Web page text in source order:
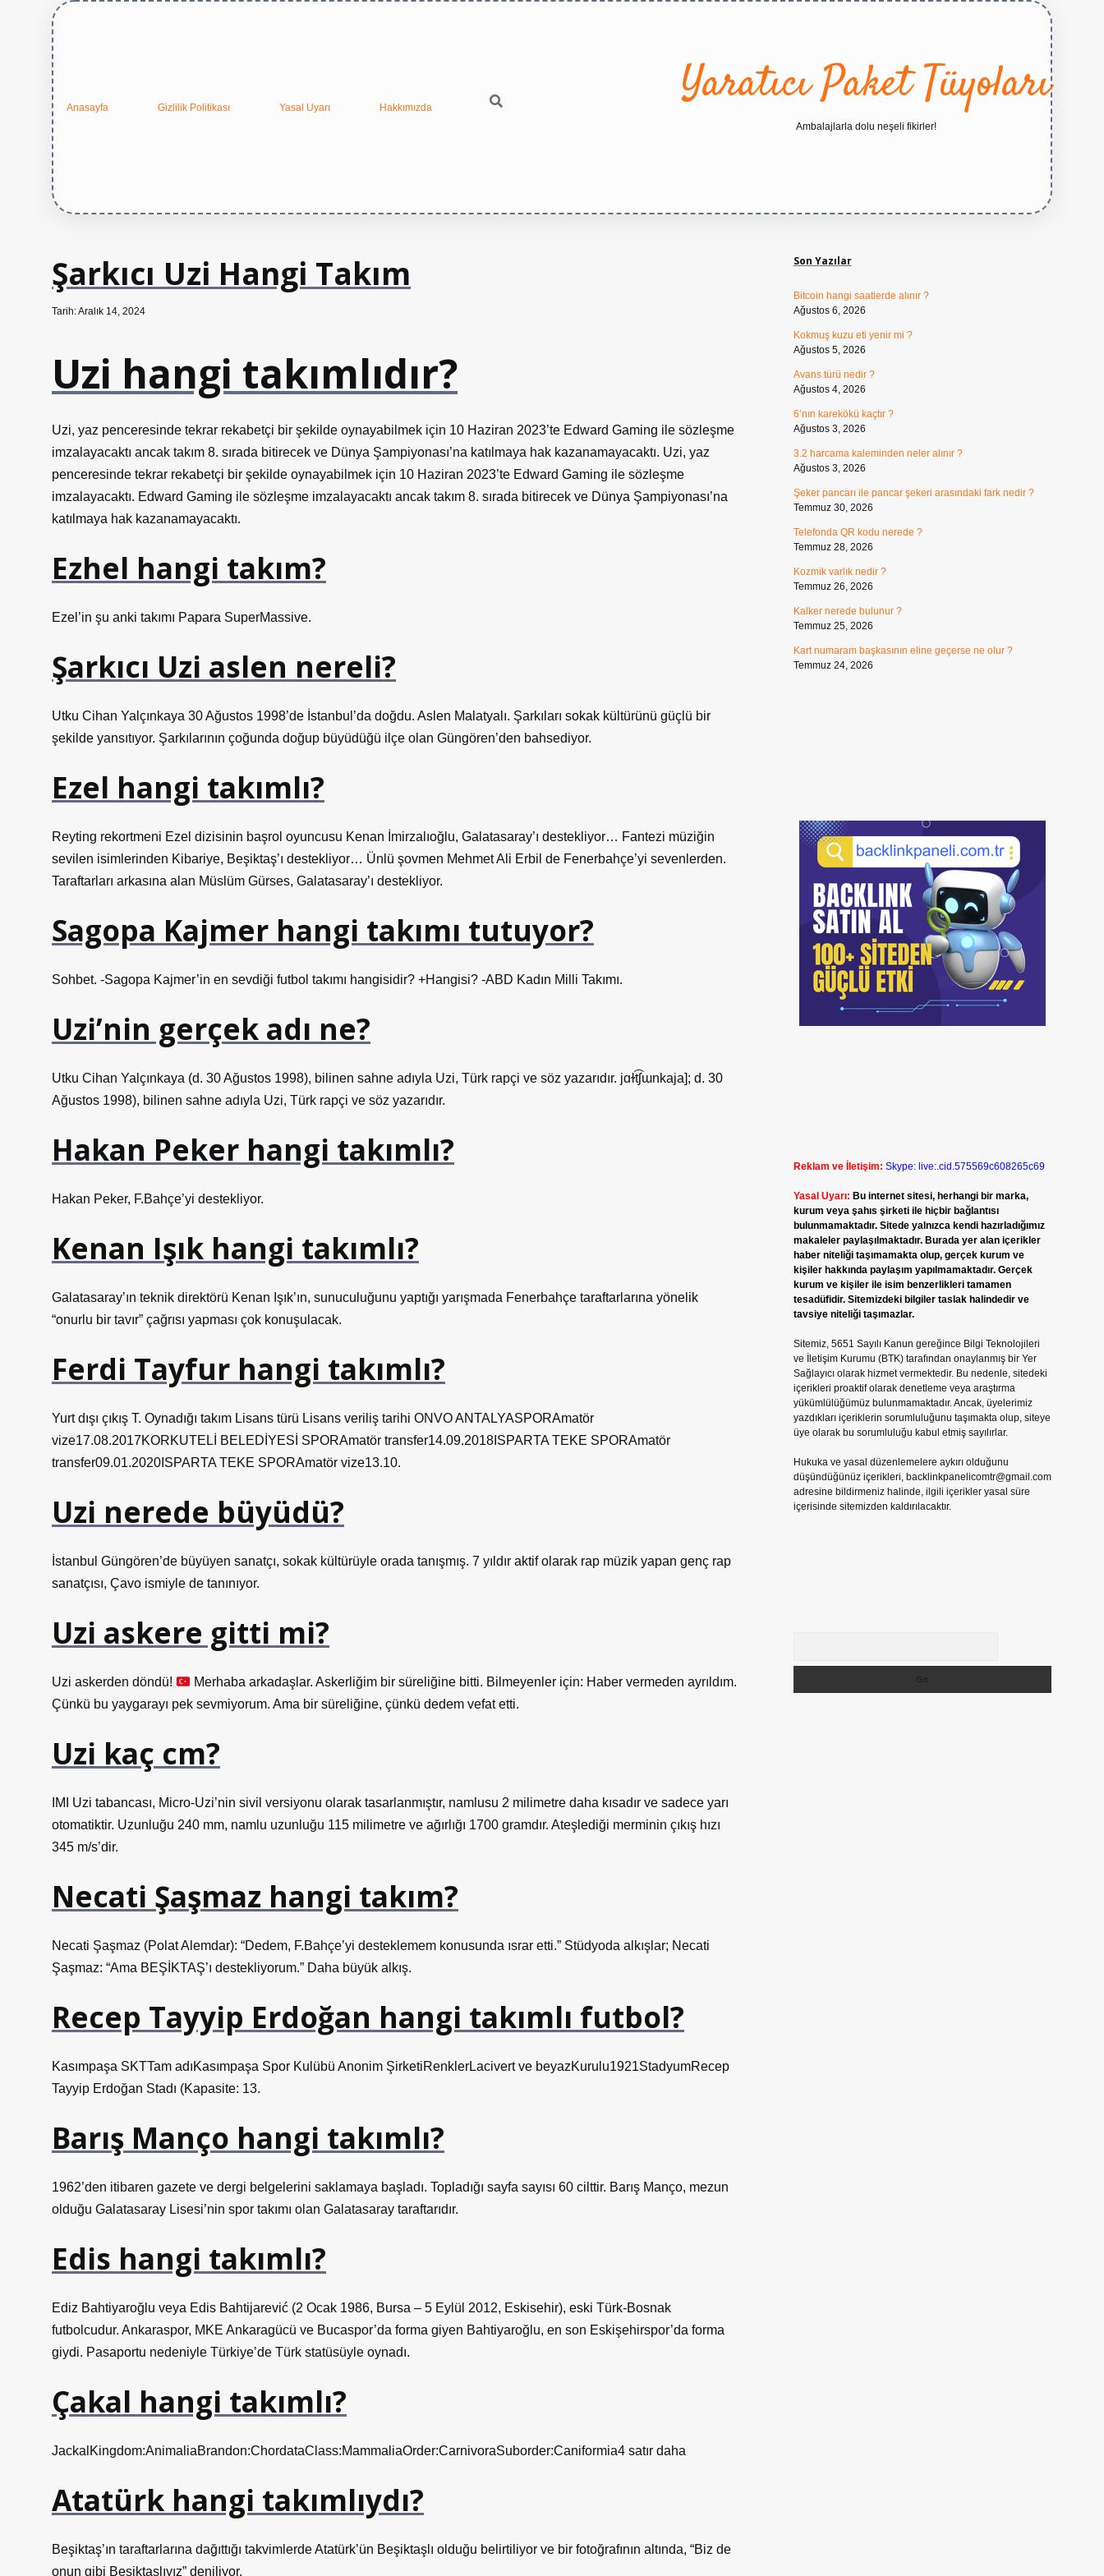
Anasayfa Gizlilik Politikası Yasal Uyarı Hakkımızda Yaratıcı Paket Tüyoları
Ambalajlarla dolu neşeli fikirler!
Şarkıcı Uzi Hangi Takım
Tarih: Aralık 14, 2024
Uzi hangi takımlıdır?
Uzi, yaz penceresinde tekrar rekabetçi bir şekilde oynayabilmek için 10 Haziran 2023’te Edward Gaming ile sözleşme
imzalayacaktı ancak takım 8. sırada bitirecek ve Dünya Şampiyonası’na katılmaya hak kazanamayacaktı. Uzi, yaz
penceresinde tekrar rekabetçi bir şekilde oynayabilmek için 10 Haziran 2023’te Edward Gaming ile sözleşme
imzalayacaktı. Edward Gaming ile sözleşme imzalayacaktı ancak takım 8. sırada bitirecek ve Dünya Şampiyonası’na
katılmaya hak kazanamayacaktı.
Ezhel hangi takım?
Ezel’in şu anki takımı Papara SuperMassive.
Şarkıcı Uzi aslen nereli?
Utku Cihan Yalçınkaya 30 Ağustos 1998’de İstanbul’da doğdu. Aslen Malatyalı. Şarkıları sokak kültürünü güçlü bir
şekilde yansıtıyor. Şarkılarının çoğunda doğup büyüdüğü ilçe olan Güngören’den bahsediyor.
Ezel hangi takımlı?
Reyting rekortmeni Ezel dizisinin başrol oyuncusu Kenan İmirzalıoğlu, Galatasaray’ı destekliyor… Fantezi müziğin
sevilen isimlerinden Kibariye, Beşiktaş’ı destekliyor… Ünlü şovmen Mehmet Ali Erbil de Fenerbahçe’yi sevenlerden.
Taraftarları arkasına alan Müslüm Gürses, Galatasaray’ı destekliyor.
Sagopa Kajmer hangi takımı tutuyor?
Sohbet. -Sagopa Kajmer’in en sevdiği futbol takımı hangisidir? +Hangisi? -ABD Kadın Milli Takımı.
Uzi’nin gerçek adı ne?
Utku Cihan Yalçınkaya (d. 30 Ağustos 1998), bilinen sahne adıyla Uzi, Türk rapçi ve söz yazarıdır. jɑɫt͡ʃɯnkaja]; d. 30
Ağustos 1998), bilinen sahne adıyla Uzi, Türk rapçi ve söz yazarıdır.
Hakan Peker hangi takımlı?
Hakan Peker, F.Bahçe’yi destekliyor.
Kenan Işık hangi takımlı?
Galatasaray’ın teknik direktörü Kenan Işık’ın, sunuculuğunu yaptığı yarışmada Fenerbahçe taraftarlarına yönelik
“onurlu bir tavır” çağrısı yapması çok konuşulacak.
Ferdi Tayfur hangi takımlı?
Yurt dışı çıkış T. Oynadığı takım Lisans türü Lisans veriliş tarihi ONVO ANTALYASPORAmatör
vize17.08.2017KORKUTELİ BELEDİYESİ SPORAmatör transfer14.09.2018ISPARTA TEKE SPORAmatör
transfer09.01.2020ISPARTA TEKE SPORAmatör vize13.10.
Uzi nerede büyüdü?
İstanbul Güngören’de büyüyen sanatçı, sokak kültürüyle orada tanışmış. 7 yıldır aktif olarak rap müzik yapan genç rap
sanatçısı, Çavo ismiyle de tanınıyor.
Uzi askere gitti mi?
Uzi askerden döndü!
Merhaba arkadaşlar. Askerliğim bir süreliğine bitti. Bilmeyenler için: Haber vermeden ayrıldım.
Çünkü bu yaygarayı pek sevmiyorum. Ama bir süreliğine, çünkü dedem vefat etti.
Uzi kaç cm?
IMI Uzi tabancası, Micro-Uzi’nin sivil versiyonu olarak tasarlanmıştır, namlusu 2 milimetre daha kısadır ve sadece yarı
otomatiktir. Uzunluğu 240 mm, namlu uzunluğu 115 milimetre ve ağırlığı 1700 gramdır. Ateşlediği merminin çıkış hızı
345 m/s’dir.
Necati Şaşmaz hangi takım?
Necati Şaşmaz (Polat Alemdar): “Dedem, F.Bahçe’yi desteklemem konusunda ısrar etti.” Stüdyoda alkışlar; Necati
Şaşmaz: “Ama BEŞİKTAŞ’ı destekliyorum.” Daha büyük alkış.
Recep Tayyip Erdoğan hangi takımlı futbol?
Kasımpaşa SKTTam adıKasımpaşa Spor Kulübü Anonim ŞirketiRenklerLacivert ve beyazKurulu1921StadyumRecep
Tayyip Erdoğan Stadı (Kapasite: 13.
Barış Manço hangi takımlı?
1962’den itibaren gazete ve dergi belgelerini saklamaya başladı. Topladığı sayfa sayısı 60 cilttir. Barış Manço, mezun
olduğu Galatasaray Lisesi’nin spor takımı olan Galatasaray taraftarıdır.
Edis hangi takımlı?
Ediz Bahtiyaroğlu veya Edis Bahtijarević (2 Ocak 1986, Bursa – 5 Eylül 2012, Eskisehir), eski Türk-Bosnak
futbolcudur. Ankaraspor, MKE Ankaragücü ve Bucaspor’da forma giyen Bahtiyaroğlu, en son Eskişehirspor’da forma
giydi. Pasaportu nedeniyle Türkiye’de Türk statüsüyle oynadı.
Çakal hangi takımlı?
JackalKingdom:AnimaliaBrandon:ChordataClass:MammaliaOrder:CarnivoraSuborder:Caniformia4 satır daha
Atatürk hangi takımlıydı?
Beşiktaş’ın taraftarlarına dağıttığı takvimlerde Atatürk’ün Beşiktaşlı olduğu belirtiliyor ve bir fotoğrafının altında, “Biz de
onun gibi Beşiktaşlıyız” deniliyor.
Son Yazılar
Bitcoin hangi saatlerde alınır ?
Ağustos 6, 2026
Kokmuş kuzu eti yenir mi ?
Ağustos 5, 2026
Avans türü nedir ?
Ağustos 4, 2026
6’nın karekökü kaçtır ?
Ağustos 3, 2026
3.2 harcama kaleminden neler alınır ?
Ağustos 3, 2026
Şeker pancarı ile pancar şekeri arasındaki fark nedir ?
Temmuz 30, 2026
Telefonda QR kodu nerede ?
Temmuz 28, 2026
Kozmik varlık nedir ?
Temmuz 26, 2026
Kalker nerede bulunur ?
Temmuz 25, 2026
Kart numaram başkasının eline geçerse ne olur ?
Temmuz 24, 2026
Reklam ve İletişim: Skype: live:.cid.575569c608265c69
Yasal Uyarı: Bu internet sitesi, herhangi bir marka,
kurum veya şahıs şirketi ile hiçbir bağlantısı
bulunmamaktadır. Sitede yalnızca kendi hazırladığımız
makaleler paylaşılmaktadır. Burada yer alan içerikler
haber niteliği taşımamakta olup, gerçek kurum ve
kişiler hakkında paylaşım yapılmamaktadır. Gerçek
kurum ve kişiler ile isim benzerlikleri tamamen
tesadüfidir. Sitemizdeki bilgiler taslak halindedir ve
tavsiye niteliği taşımazlar.
Sitemiz, 5651 Sayılı Kanun gereğince Bilgi Teknolojileri
ve İletişim Kurumu (BTK) tarafından onaylanmış bir Yer
Sağlayıcı olarak hizmet vermektedir. Bu nedenle, sitedeki
içerikleri proaktif olarak denetleme veya araştırma
yükümlülüğümüz bulunmamaktadır. Ancak, üyelerimiz
yazdıkları içeriklerin sorumluluğunu taşımakta olup, siteye
üye olarak bu sorumluluğu kabul etmiş sayılırlar.
Hukuka ve yasal düzenlemelere aykırı olduğunu
düşündüğünüz içerikleri, backlinkpanelicomtr@gmail.com
adresine bildirmeniz halinde, ilgili içerikler yasal süre
içerisinde sitemizden kaldırılacaktır.